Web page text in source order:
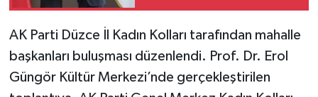
AK Parti Düzce İl Kadın Kolları tarafından mahalle
başkanları buluşması düzenlendi. Prof. Dr. Erol
Güngör Kültür Merkezi’nde gerçekleştirilen